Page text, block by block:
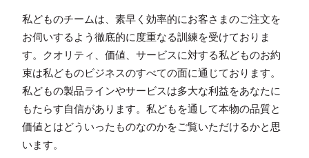
私どものチームは、素早く効率的にお客さまのご注文を
お伺いするよう徹底的に度重なる訓練を受けておりま
す。クオリティ、価値、サービスに対する私どものお約
束は私どものビジネスのすべての面に通じております。
私どもの製品ラインやサービスは多大な利益をあなたに
もたらす自信があります。私どもを通して本物の品質と
価値とはどういったものなのかをご覧いただけるかと思
います。